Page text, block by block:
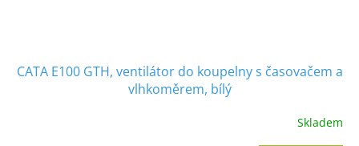
CATA E100 GTH, ventilátor do koupelny s časovačem a
vlhkoměrem, bílý
Skladem